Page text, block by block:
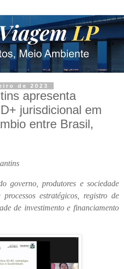
de 2023
apresenta
jurisdicional em
entre Brasil,
governo, produtores e sociedade
estratégicos, registro de
de investimento e financiamento